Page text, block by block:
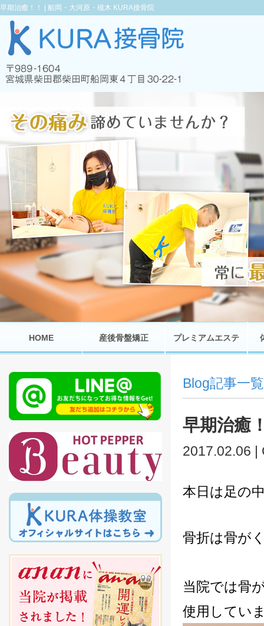
早期治癒！！ | 船岡・大河原・槻木 KURA接骨院
HOME 産後骨盤矯正 プレミアムエステ
Blog記事一覧
早期治癒
2017.02.06
本日は足の
骨折は骨が
当院では骨
使用してい